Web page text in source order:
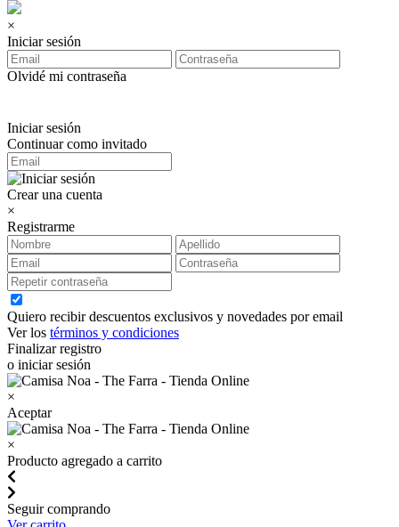
×
Iniciar sesión
Olvidé mi contraseña
Iniciar sesión
Continuar como invitado
Crear una cuenta
×
Registrarme
Quiero recibir descuentos exclusivos y novedades por email
Ver los términos y condiciones
Finalizar registro
o iniciar sesión
×
Aceptar
×
Producto agregado a carrito
Seguir comprando